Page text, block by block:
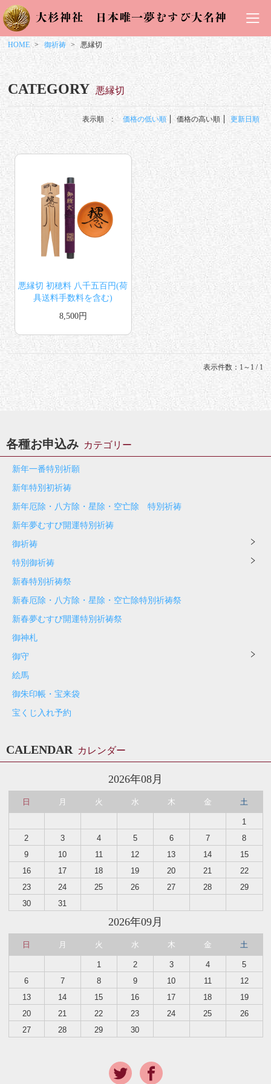
HOME 御祈祷 悪縁切
CATEGORY 悪縁切
表示順 : 価格の低い順 価格の高い順 更新日順
悪縁切 初穂料 八千五百円(荷
具送料手数料を含む)
8,500円
表示件数：1～1 / 1
各種お申込み カテゴリー
新年一番特別祈願
新年特別初祈祷
新年厄除・八方除・星除・空亡除 特別祈祷
新年夢むすび開運特別祈祷
御祈祷
特別御祈祷
新春特別祈祷祭
新春厄除・八方除・星除・空亡除特別祈祷祭
新春夢むすび開運特別祈祷祭
御神札
御守
絵馬
御朱印帳・宝来袋
宝くじ入れ予約
CALENDAR カレンダー
2026年08月
日 月 火 水 木 金 土
1
2
3 4 5 6 7
8
9
10 11 12 13 14
15
16
17 18 19 20 21
22
23
24 25 26 27 28
29
30
31
2026年09月
日 月 火 水 木 金 土
1 2 3 4
5
6
7 8 9 10 11
12
13
14 15 16 17 18
19
20
21 22 23 24 25
26
27
28 29 30